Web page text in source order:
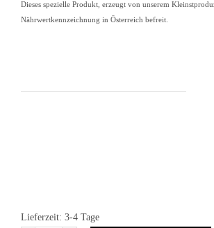
Dieses spezielle Produkt, erzeugt von unserem
Nährwertkennzeichnung in Österreich befreit.
Lieferzeit: 3-4 Tage